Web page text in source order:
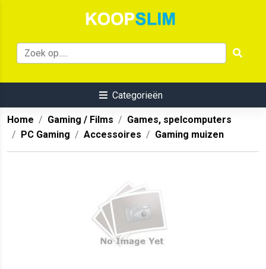
Categorieën
Home Gaming / Films
Games, spelcomputers
PC Gaming
Accessoires Gaming muizen